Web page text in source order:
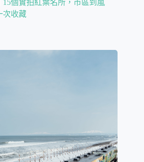
15個實拍紅葉名所，市區到嵐
次收藏